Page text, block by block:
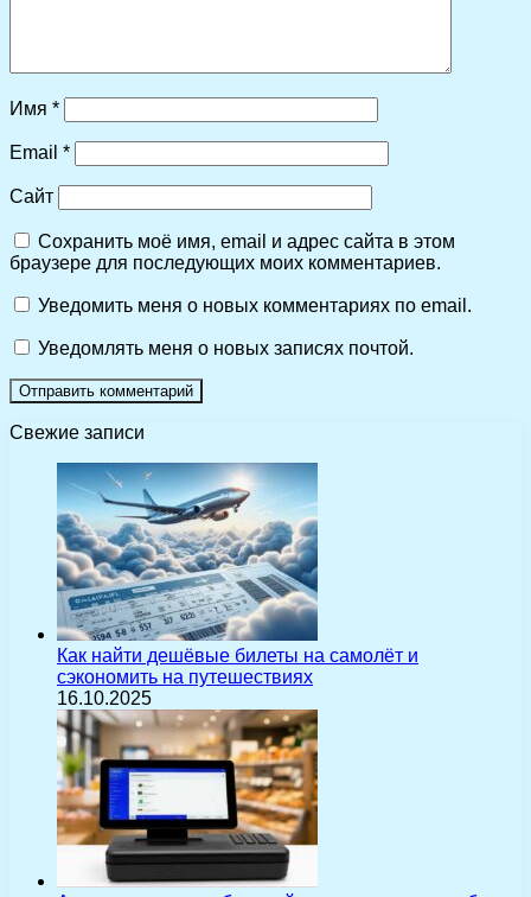
Имя *
Email *
Сайт
Сохранить моё имя, email и адрес сайта в этом
браузере для последующих моих комментариев.
Уведомить меня о новых комментариях по email.
Уведомлять меня о новых записях почтой.
Свежие записи
Как найти дешёвые билеты на самолёт и
сэкономить на путешествиях
16.10.2025